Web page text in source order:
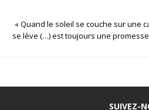
« Quand le soleil se couche sur une
se lève (…) est toujours une
SUIVEZ-